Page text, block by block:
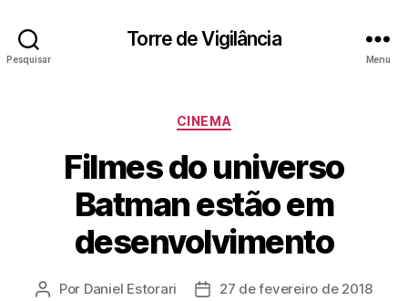
Pesquisar
Torre de Vigilância
Menu
Categorias
CINEMA
Filmes do universo
Batman estão em
desenvolvimento
Autor
Por Daniel Estorari
Data27 de fevereiro de 2018